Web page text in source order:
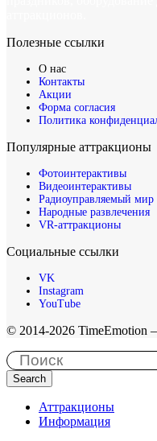
Полезные ссылки
О нас
Контакты
Акции
Форма согласия
Политика
Популярные аттракционы
Фотоинтерактивы
Видеоинтерактивы
Радиоуправляемый мир
Народные развлечения
VR-аттракционы
Социальные ссылки
VK
Instagram
YouTube
© 2014-2026 TimeEmotion
Search
Аттракционы
Информация